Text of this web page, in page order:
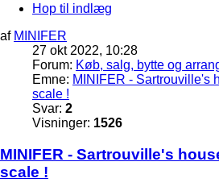
Hop til indlæg
af MINIFER
27 okt 2022, 10:28
Forum: Køb, salg, bytte og
Emne: MINIFER - Sartrouville's
scale !
Svar: 2
Visninger: 1526
MINIFER - Sartrouville's
scale !